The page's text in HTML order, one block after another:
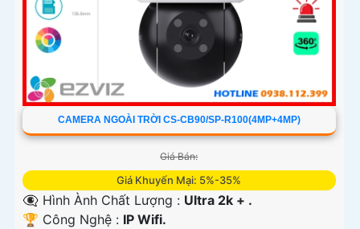
CAMERA NGOÀI TRỜI CS-CB90/SP-R100(4MP+4MP)
Giá Bán:
Giá Khuyến Mại: 5%-35%
👁️‍🗨 Hình Ành Chất Lượng : Ultra 2k + .
🏆 Công Nghệ : IP Wifi.